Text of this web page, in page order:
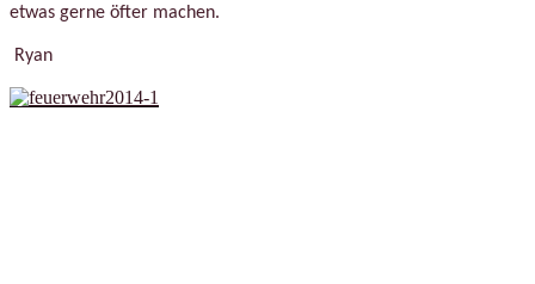
etwas gerne öfter machen.
Ryan